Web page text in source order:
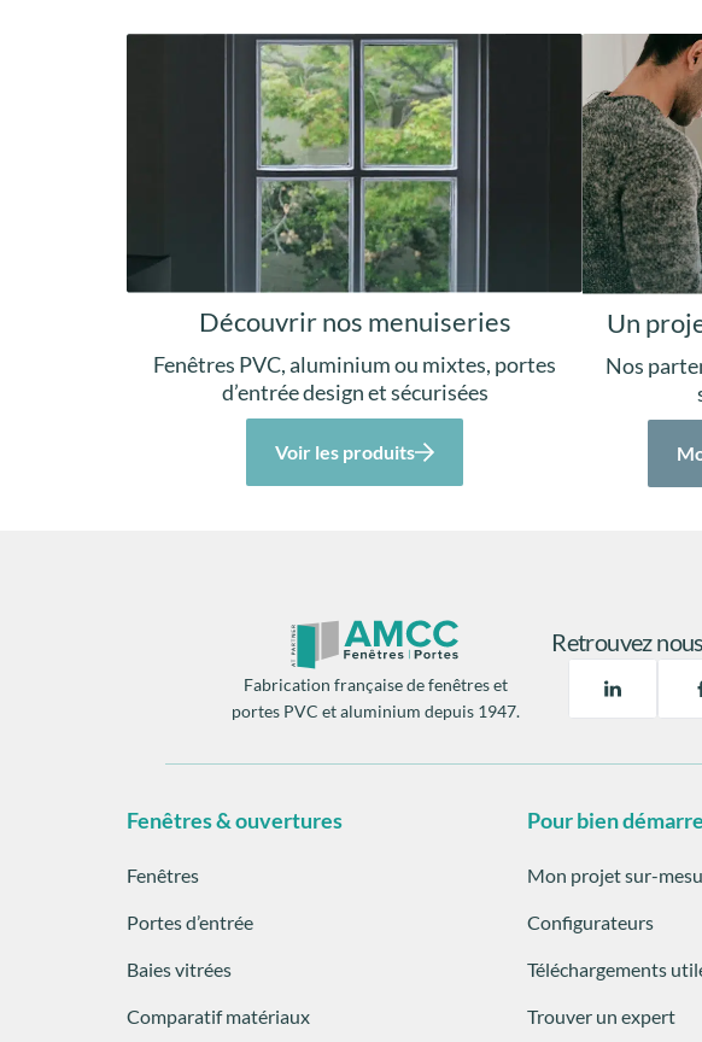
Découvrir nos menuiseries
Fenêtres PVC, aluminium ou mixtes, portes
d’entrée design et sécurisées
Voir les produits
Un
Nos
Fabrication française de fenêtres et
portes PVC et aluminium depuis 1947.
Retrouvez
Fenêtres & ouvertures
Fenêtres
Portes d’entrée
Baies vitrées
Comparatif matériaux
Pour bien
Mon projet sur-
Configurateurs
Téléchargements
Trouver un expert